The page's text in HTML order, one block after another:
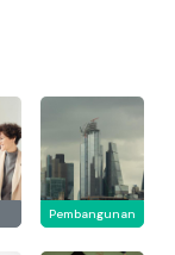
Pembangunan